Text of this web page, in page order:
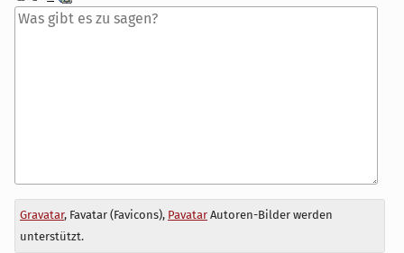
Antwort
zu
Gravatar, Favatar (Favicons), PavatarAutoren-Bilder werden
unterstützt.